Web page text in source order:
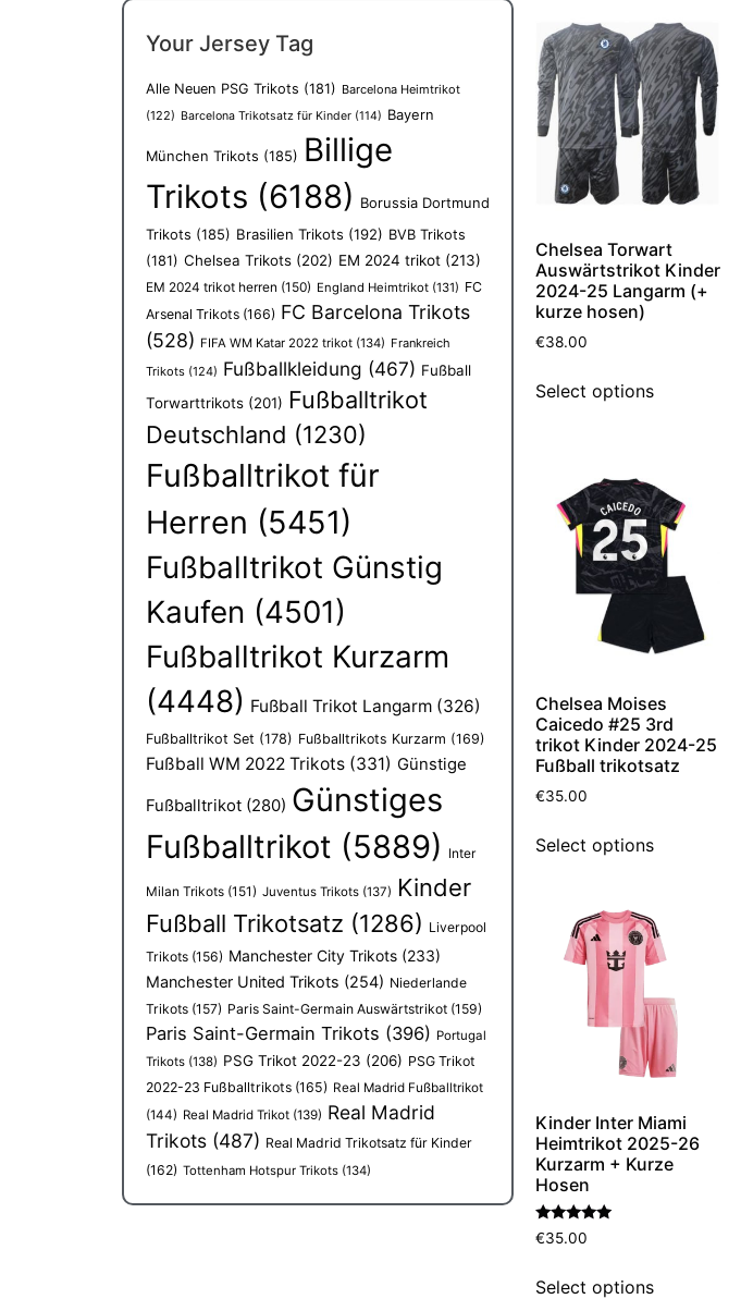
Your Jersey Tag
Alle Neuen PSG Trikots (181) Barcelona Heimtrikot
(122) Barcelona Trikotsatz für Kinder (114) Bayern
München Trikots (185) Billige
Trikots (6188) Borussia Dortmund
Trikots (185) Brasilien Trikots (192) BVB Trikots
(181) Chelsea Trikots (202) EM 2024 trikot (213)
EM 2024 trikot herren (150) England Heimtrikot (131) FC
Arsenal Trikots (166) FC Barcelona Trikots
(528) FIFA WM Katar 2022 trikot (134) Frankreich
Trikots (124) Fußballkleidung (467) Fußball
Torwarttrikots (201) Fußballtrikot
Deutschland (1230)
Fußballtrikot für
Herren (5451)
Fußballtrikot Günstig
Kaufen (4501)
Fußballtrikot Kurzarm
(4448) Fußball Trikot Langarm (326)
Fußballtrikot Set (178) Fußballtrikots Kurzarm (169)
Fußball WM 2022 Trikots (331) Günstige
Fußballtrikot (280) Günstiges
Fußballtrikot (5889) Inter
Milan Trikots (151) Juventus Trikots (137) Kinder
Fußball Trikotsatz (1286) Liverpool
Trikots (156) Manchester City Trikots (233)
Manchester United Trikots (254) Niederlande
Trikots (157) Paris Saint-Germain Auswärtstrikot (159)
Paris Saint-Germain Trikots (396) Portugal
Trikots (138) PSG Trikot 2022-23 (206) PSG Trikot
2022-23 Fußballtrikots (165) Real Madrid Fußballtrikot
(144) Real Madrid Trikot (139) Real Madrid
Trikots (487) Real Madrid Trikotsatz für Kinder
(162) Tottenham Hotspur Trikots (134)
Chelsea Torwart
Auswärtstrikot Kinder
2024-25 Langarm (+
kurze hosen)
€38.00
Select options
Chelsea Moises
Caicedo #25 3rd
trikot Kinder 2024-25
Fußball trikotsatz
€35.00
Select options
Kinder Inter Miami
Heimtrikot 2025-26
Kurzarm + Kurze
Hosen
Bewertet
mit
€35.00
Select options